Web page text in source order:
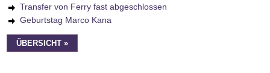
Transfer von Ferry fast abgeschlossen
Geburtstag Marco Kana
ÜBERSICHT »